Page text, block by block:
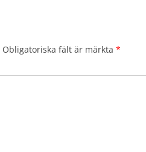
Obligatoriska fält är märkta *